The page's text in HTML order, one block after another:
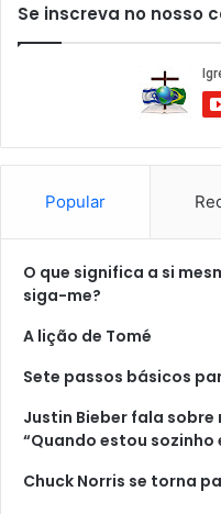
Se inscreva no nosso
Popular
O que significa a si
siga-me?
A lição de Tomé
Sete passos básicos
Justin Bieber fala
“Quando estou
Chuck Norris se torna